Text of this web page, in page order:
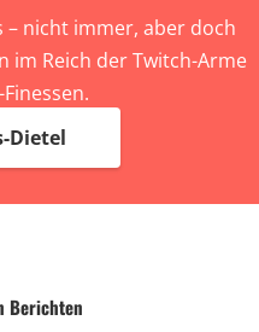
– nicht immer, aber doch
im Reich der Twitch-Arme
Dietel
Berichten